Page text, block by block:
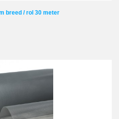
breed / rol 30 meter